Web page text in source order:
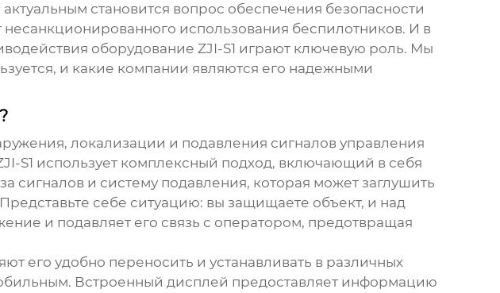
становится вопрос обеспечения безопасности
использования беспилотников. И в
оборудование ZJI-S1 играют ключевую роль. Мы
и какие компании являются его надежными
локализации и подавления сигналов управления
S1 использует комплексный подход, включающий в себя
и систему подавления, которая может заглушить
себе ситуацию: вы защищаете объект, и над
и подавляет его связь с оператором, предотвращая
его удобно переносить и устанавливать в различных
Встроенный дисплей предоставляет информацию